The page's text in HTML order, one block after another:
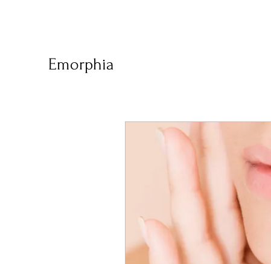
Emorphia